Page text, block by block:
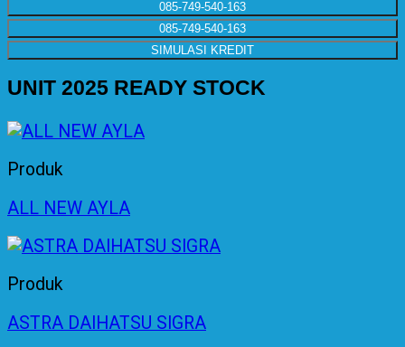
085-749-540-163
085-749-540-163
SIMULASI KREDIT
UNIT 2025 READY STOCK
Produk
ALL NEW AYLA
Produk
ASTRA DAIHATSU SIGRA